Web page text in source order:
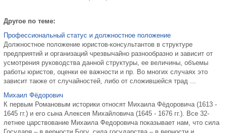
Другое по теме:
Профессиональный статус и должностное положение
Должностное положение юристов-консультантов в структуре
предприятий и организаций чрезвычайно разнообразно и зависит от
усмотрения руководства данной структуры, ее величины, объемы
работы юристов, оценки ее важности и пр. Во многих случаях это
зависит также от случайностей, либо от сложившейся трад ...
Михаил Фёдорович
К первым Романовым историки относят Михаила Фёдоровича (1613 -
1645 гг.) и его сына Алексея Михайловича (1645 - 1676 гг.). Все 32-
летнее царствование Михаила Федоровича показывает нам, что сила